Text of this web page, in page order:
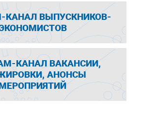
КАНАЛ ВЫПУСКНИКОВ-
КАНАЛ ВАКАНСИИ,
АНОНСЫ